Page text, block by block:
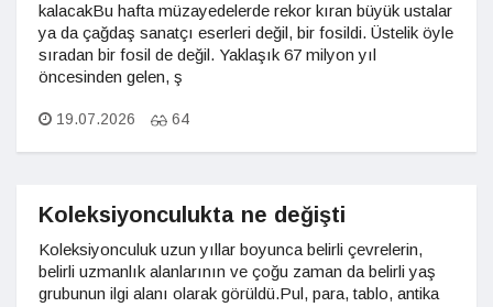
kalacakBu hafta müzayedelerde rekor kıran büyük ustalar
ya da çağdaş sanatçı eserleri değil, bir fosildi. Üstelik öyle
sıradan bir fosil de değil. Yaklaşık 67 milyon yıl
öncesinden gelen, ş
19.07.2026 64
Koleksiyonculukta ne değişti
Koleksiyonculuk uzun yıllar boyunca belirli çevrelerin,
belirli uzmanlık alanlarının ve çoğu zaman da belirli yaş
grubunun ilgi alanı olarak görüldü.Pul, para, tablo, antika